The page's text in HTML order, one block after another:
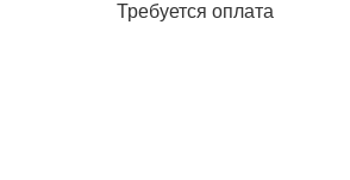
Требуется оплата